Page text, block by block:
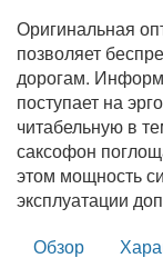
Оригинальная
позволяет
дорогам.
поступает на
читабельную в
саксофон
этом мощность
эксплуатации
Обзор